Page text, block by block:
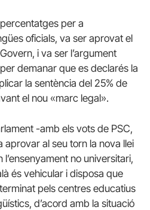
per a
oficials, va ser aprovat el
i va ser l’argument
demanar que es declarés la
la sentència del 25% de
el nou «marc legal».
-amb els vots de PSC,
aprovar al seu torn la nova llei
no universitari,
és vehicular i disposa que
pels centres educatius
d’acord amb la situació